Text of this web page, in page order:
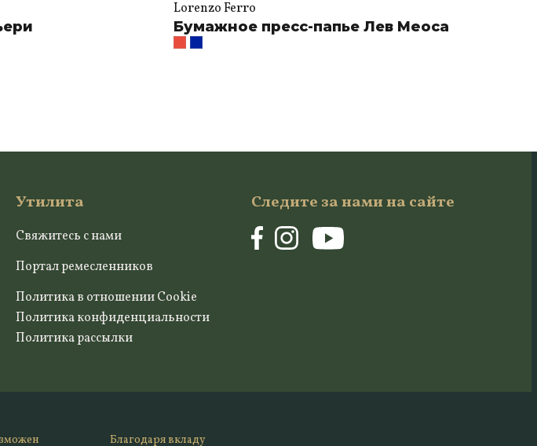
Lorenzo Ferro
Бумажное пресс-папье Лев Meoca
Утилита
Свяжитесь с нами
Портал ремесленников
Политика в отношении Cookie
Политика конфиденциальности
Политика рассылки
Следите за нами на сайте
Благодаря вкладу